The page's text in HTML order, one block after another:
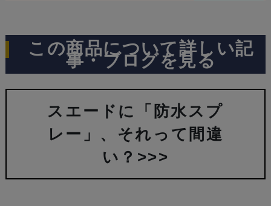
この商品について詳しい記
事・ブログを見る
スエードに「防水スプ
レー」、それって間違
い？>>>